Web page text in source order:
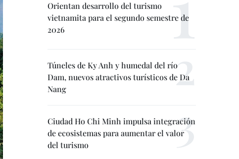
Orientan desarrollo del turismo
vietnamita para el segundo semestre de
2026
Túneles de Ky Anh y humedal del río
Dam, nuevos atractivos turísticos de Da
Nang
Ciudad Ho Chi Minh impulsa integración
de ecosistemas para aumentar el valor
del turismo